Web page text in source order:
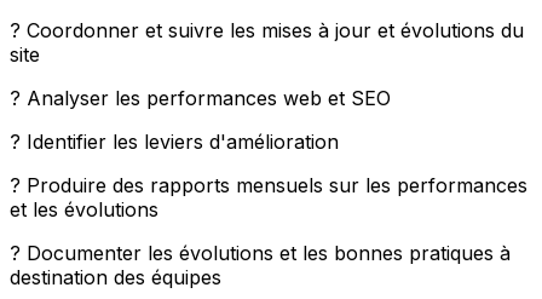
? Coordonner et suivre les mises à jour et évolutions du
site
? Analyser les performances web et SEO
? Identifier les leviers d'amélioration
? Produire des rapports mensuels sur les performances
et les évolutions
? Documenter les évolutions et les bonnes pratiques à
destination des équipes